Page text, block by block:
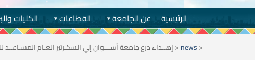
الكليات القطاعات عن الجامعة الرئيسية
<
news
<إهــداء درع جامعة أســـوان إلي السكـرتير العـام